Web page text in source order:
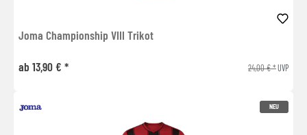
Joma Championship VIII Trikot
ab 13,90 € * 24,00 € *UVP
NEU